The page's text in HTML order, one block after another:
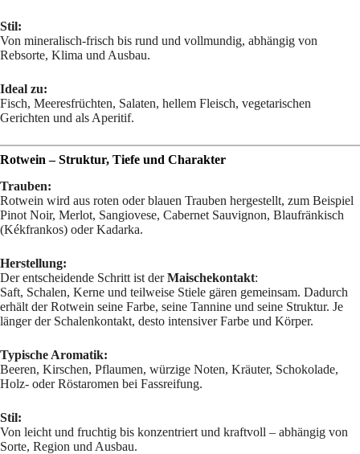
Stil:
Von mineralisch-frisch bis rund und vollmundig, abhängig von
Rebsorte, Klima und Ausbau.
Ideal zu:
Fisch, Meeresfrüchten, Salaten, hellem Fleisch, vegetarischen
Gerichten und als Aperitif.
Rotwein – Struktur, Tiefe und Charakter
Trauben:
Rotwein wird aus roten oder blauen Trauben hergestellt, zum Beispiel
Pinot Noir, Merlot, Sangiovese, Cabernet Sauvignon, Blaufränkisch
(Kékfrankos) oder Kadarka.
Herstellung:
Der entscheidende Schritt ist derMaischekontakt:
Saft, Schalen, Kerne und teilweise Stiele gären gemeinsam. Dadurch
erhält der Rotwein seine Farbe, seine Tannine und seine Struktur. Je
länger der Schalenkontakt, desto intensiver Farbe und Körper.
Typische Aromatik:
Beeren, Kirschen, Pflaumen, würzige Noten, Kräuter, Schokolade,
Holz- oder Röstaromen bei Fassreifung.
Stil:
Von leicht und fruchtig bis konzentriert und kraftvoll – abhängig von
Sorte, Region und Ausbau.